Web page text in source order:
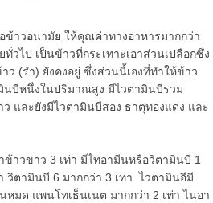
วอนามัย ให้คุณค่าทางอาหารมากกว่า
ไป เป็นข้าวที่กระเทาะเอาส่วนเปลือกซึ่ง
ว (รำ) ยังคงอยู่ ซึ่งส่วนนี้เองที่ทำให้ข้าว
นบีหนึ่งในปริมาณสูง มีไวตามินบีรวม
และยังมีไวตามินบีสอง ธาตุทองแดง และ
วขาว 3 เท่า มีไทอามีนหรือวิตามินบี 1
วิตามินบี 6 มากกว่า 3 เท่า ไวตามินอีมี
หมด แพนโทเธ็นเนต มากกว่า 2 เท่า ไนอา